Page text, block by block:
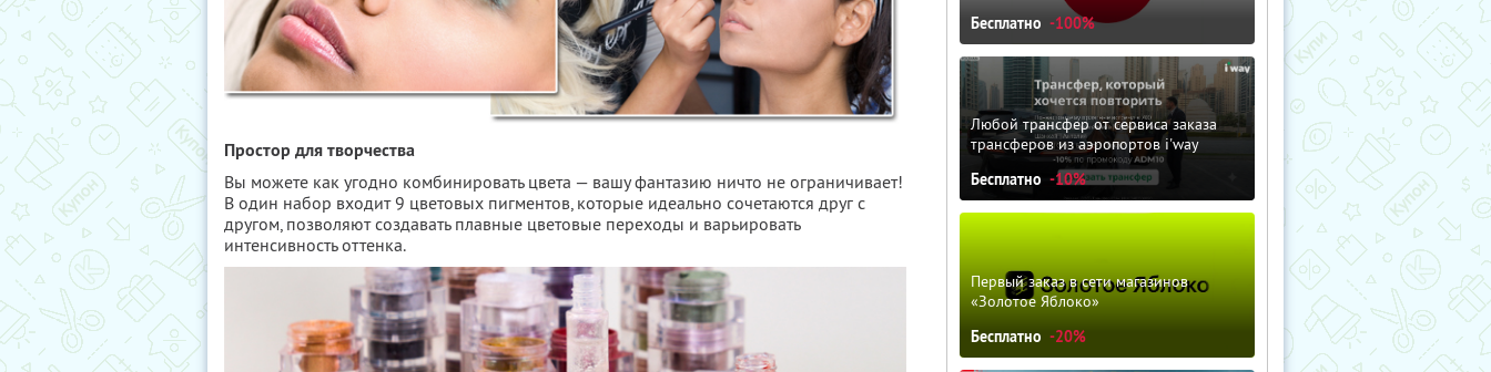
Простор для творчества
Вы можете как угодно комбинировать цвета — вашу фантазию ничто не ограничивает!
В один набор входит 9 цветовых пигментов, которые идеально сочетаются друг с
другом, позволяют создавать плавные цветовые переходы и варьировать
интенсивность оттенка.
Бесплатно -100%
Любой трансфер от сервиса заказа
трансферов из аэропортов i'way
Бесплатно -10%
Первый заказ в сети магазинов
«Золотое Яблоко»
Бесплатно -20%